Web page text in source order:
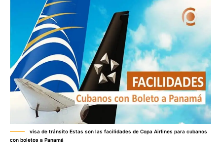
visa de tránsito Estas son las facilidades de Copa Airlines para cubanos
con boletos a Panamá